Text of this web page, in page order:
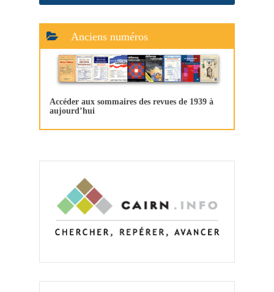
Anciens numéros
Accéder aux sommaires des revues de 1939 à
aujourd’hui